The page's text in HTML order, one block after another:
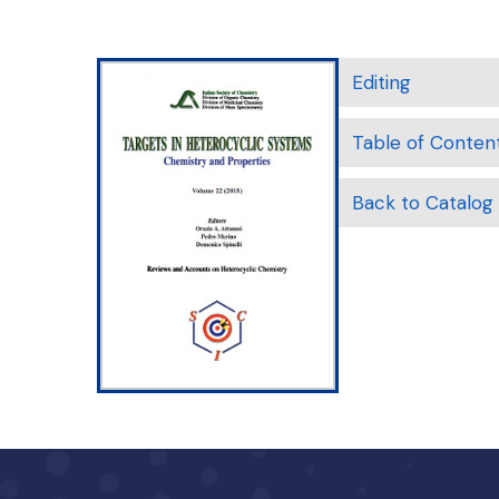
Editing
Table of
Back to Catalog